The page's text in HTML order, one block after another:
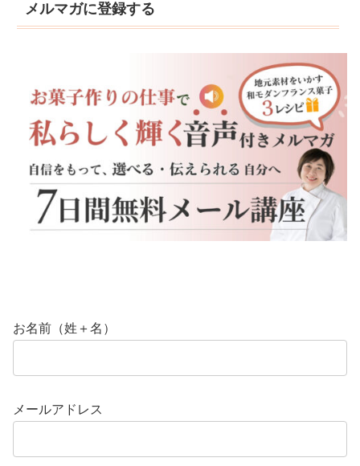
メルマガに登録する
お名前（姓＋名）
メールアドレス